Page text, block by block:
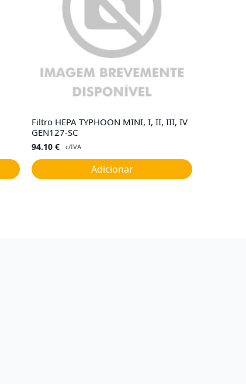
Filtro HEPA TYPHOON MINI, I, II, III, IV
GEN127-SC
94.10 € c/IVA
Adicionar